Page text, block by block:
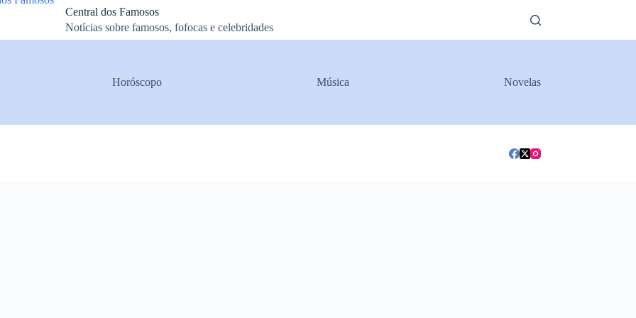
Central dos Famosos
Notícias sobre famosos, fofocas e celebridades
Horóscopo Música Novelas